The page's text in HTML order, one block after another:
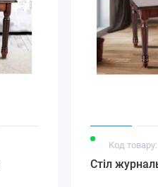
Код
Стіл